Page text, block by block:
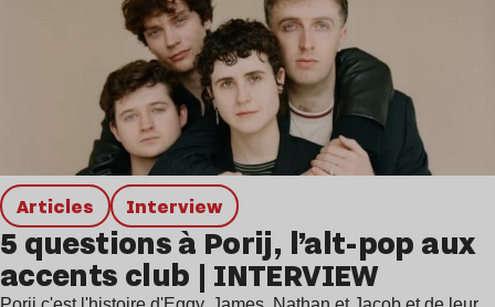
Articles interview
5 questions à Porij, l’alt-pop aux
accents club | INTERVIEW